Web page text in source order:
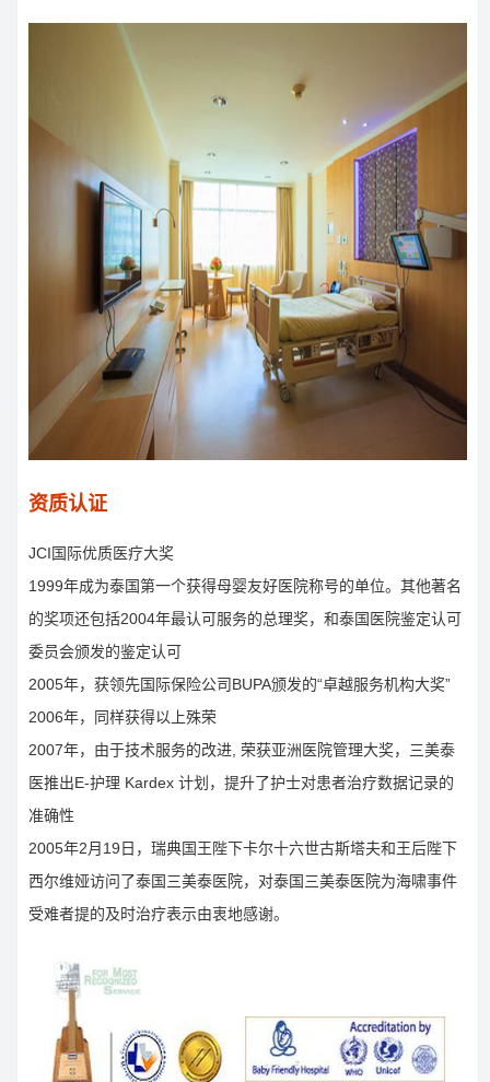
资质认证
JCI国际优质医疗大奖
1999年成为泰国第一个获得母婴友好医院称号的单位。其他著名
的奖项还包括2004年最认可服务的总理奖，和泰国医院鉴定认可
委员会颁发的鉴定认可
2005年，获领先国际保险公司BUPA颁发的“卓越服务机构大奖”
2006年，同样获得以上殊荣
2007年，由于技术服务的改进, 荣获亚洲医院管理大奖，三美泰
医推出E-护理 Kardex 计划，提升了护士对患者治疗数据记录的
准确性
2005年2月19日，瑞典国王陛下卡尔十六世古斯塔夫和王后陛下
西尔维娅访问了泰国三美泰医院，对泰国三美泰医院为海啸事件
受难者提的及时治疗表示由衷地感谢。